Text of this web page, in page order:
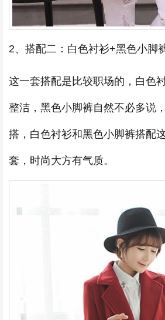
2、搭配二：白色衬衫+黑色小脚
这一套搭配是比较职场的，白色
整洁，黑色小脚裤自然不必多说
搭，白色衬衫和黑色小脚裤搭配
套，时尚大方有气质。